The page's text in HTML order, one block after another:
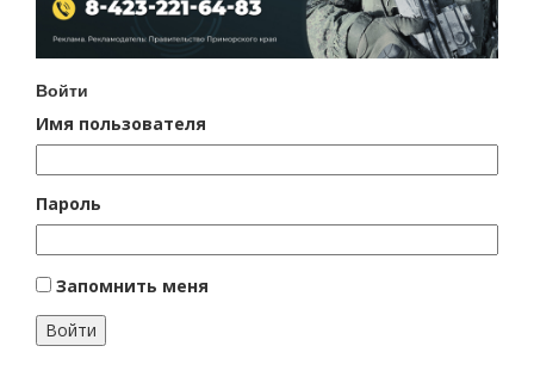
Войти
Имя пользователя
Пароль
Запомнить меня
Войти